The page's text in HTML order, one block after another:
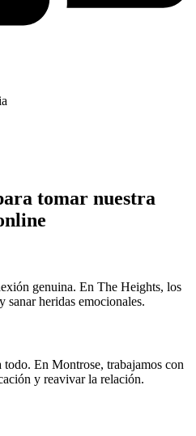
tomar nuestra
genuina. En The Heights, los
sanar heridas emocionales.
todo. En Montrose, trabajamos con
y reavivar la relación.